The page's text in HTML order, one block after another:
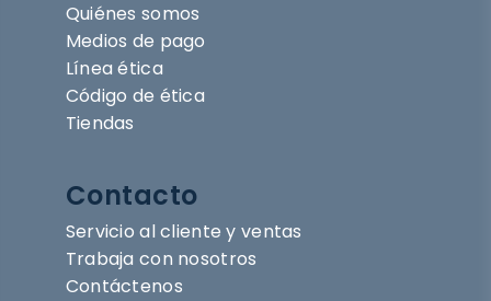
Quiénes somos
Medios de pago
Línea ética
Código de ética
Tiendas
Contacto
Servicio al cliente y ventas
Trabaja con nosotros
Contáctenos